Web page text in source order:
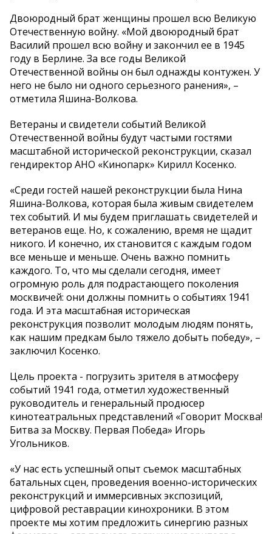
Двоюродный брат женщины прошел всю Великую
Отечественную войну. «Мой двоюродный брат
Василий прошел всю войну и закончил ее в 1945
году в Берлине. За все годы Великой
Отечественной войны он был однажды контужен. У
него не было ни одного серьезного ранения», –
отметила Яшина-Волкова.
Ветераны и свидетели событий Великой
Отечественной войны будут частыми гостями
масштабной исторической реконструкции, сказал
гендиректор АНО «Кинопарк» Кирилл Косенко.
«Среди гостей нашей реконструкции была Нина
Яшина-Волкова, которая была живым свидетелем
тех событий. И мы будем приглашать свидетелей и
ветеранов еще. Но, к сожалению, время не щадит
никого. И конечно, их становится с каждым годом
все меньше и меньше. Очень важно помнить
каждого. То, что мы сделали сегодня, имеет
огромную роль для подрастающего поколения
москвичей: они должны помнить о событиях 1941
года. И эта масштабная историческая
реконструкция позволит молодым людям понять,
как нашим предкам было тяжело добыть победу», –
заключил Косенко.
Цель проекта - погрузить зрителя в атмосферу
событий 1941 года, отметил художественный
руководитель и генеральный продюсер
кинотеатральных представлений «Говорит Москва!
Битва за Москву. Первая Победа» Игорь
Угольников.
«У нас есть успешный опыт съемок масштабных
батальных сцен, проведения военно-исторических
реконструкций и иммерсивных экспозиций,
цифровой реставрации кинохроники. В этом
проекте мы хотим предложить синергию разных